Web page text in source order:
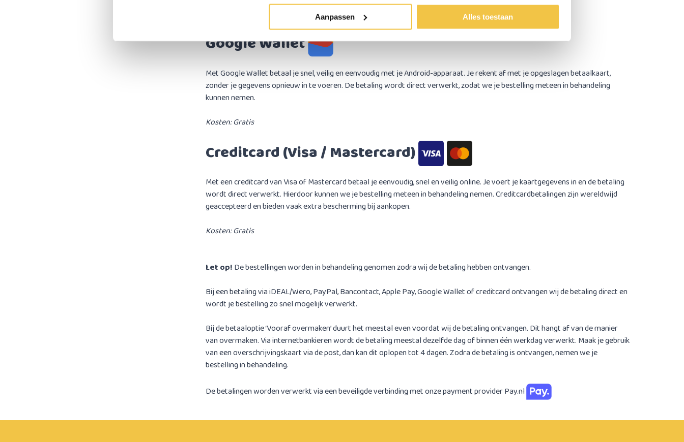
Aanpassen Alles toestaan
Google Wallet
Met Google Wallet betaal je snel, veilig en eenvoudig met je Android-apparaat. Je rekent af met je opgeslagen betaalkaart,
zonder je gegevens opnieuw in te voeren. De betaling wordt direct verwerkt, zodat we je bestelling meteen in behandeling
kunnen nemen.
Kosten: Gratis
Creditcard (Visa / Mastercard)
Met een creditcard van Visa of Mastercard betaal je eenvoudig, snel en veilig online. Je voert je kaartgegevens in en de betaling
wordt direct verwerkt. Hierdoor kunnen we je bestelling meteen in behandeling nemen. Creditcardbetalingen zijn wereldwijd
geaccepteerd en bieden vaak extra bescherming bij aankopen.
Kosten: Gratis
Let op! De bestellingen worden in behandeling genomen zodra wij de betaling hebben ontvangen.
Bij een betaling via iDEAL/Wero, PayPal, Bancontact, Apple Pay, Google Wallet of creditcard ontvangen wij de betaling direct en
wordt je bestelling zo snel mogelijk verwerkt.
Bij de betaaloptie ‘Vooraf overmaken’ duurt het meestal even voordat wij de betaling ontvangen. Dit hangt af van de manier
van overmaken. Via internetbankieren wordt de betaling meestal dezelfde dag of binnen één werkdag verwerkt. Maak je gebruik
van een overschrijvingskaart via de post, dan kan dit oplopen tot 4 dagen. Zodra de betaling is ontvangen, nemen we je
bestelling in behandeling.
De betalingen worden verwerkt via een beveiligde verbinding met onze payment provider Pay.nl